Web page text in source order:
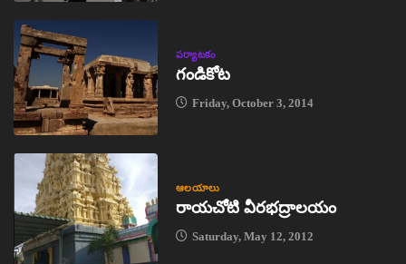
పర్యాటకం
గండికోట
Friday, October 3, 2014
ఆలయాలు
రాయచోటి వీరభద్రాలయం
Saturday, May 12, 2012